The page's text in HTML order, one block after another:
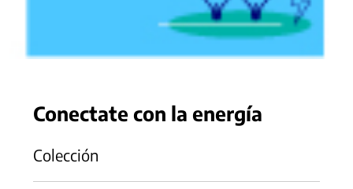
Conectate con la energía
Colección